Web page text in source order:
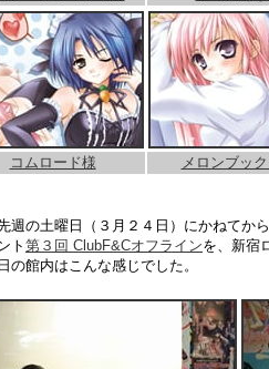
コムロード様 メロンブッ
週の土曜日（３月２４日）にかねてか
ト第３回 ClubF&Cオフラインを、新宿
の館内はこんな感じでした。